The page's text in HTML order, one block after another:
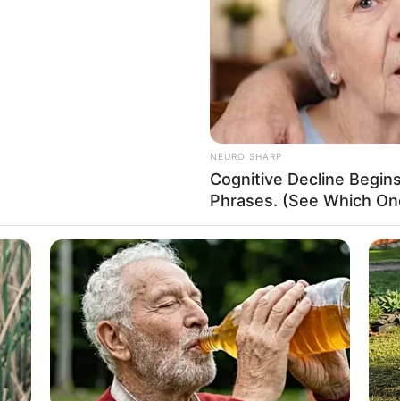
NEURO SHARP
Cognitive Decline
Phrases. (See Which